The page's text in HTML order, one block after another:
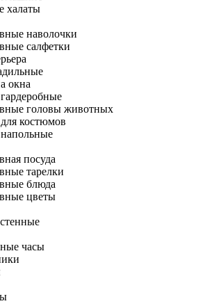
халаты
наволочки
салфетки
окна
головы животных
костюмов
посуда
тарелки
блюда
цветы
часы